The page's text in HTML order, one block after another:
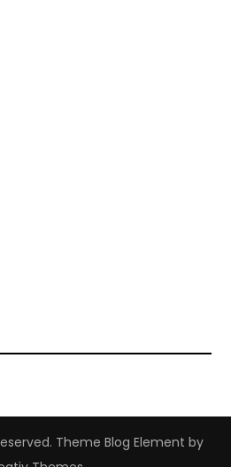
Theme Blog Element by